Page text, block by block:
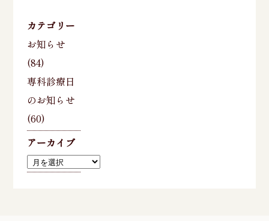
カテゴリー
お知らせ
(84)
専科診療日
のお知らせ
(60)
アーカイブ
ア